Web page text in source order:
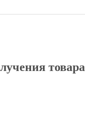
товара